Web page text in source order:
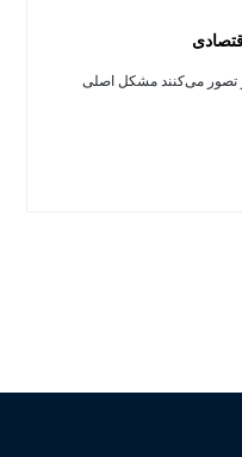
تصور می‌کنند مشکل اصلی